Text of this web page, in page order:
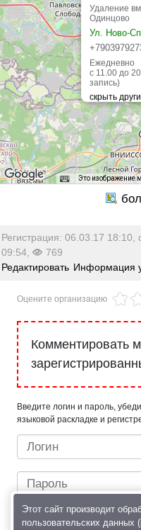
Удаление
Одинцово
Ул. Ново-
Ежедневно
с 11.00 до
запись)
Это изображение
Регистрация: 06.03.17 18:10,
09:54,
769
Редактировать Информация
Оцените организацию
Комментировать
Введите логин и пароль,
языковой раскладке и
Этот сайт производит
пользовательских данных